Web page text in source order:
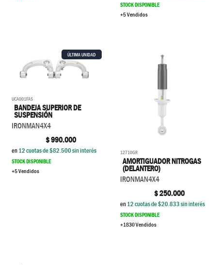
STOCK DISPONIBLE
+5 Vendidos
ÚLTIMA UNIDAD
UCA001FAS
BANDEJA SUPERIOR DE
SUSPENSIÓN
IRONMAN4X4
$990.000
en12cuotas de $82.500sin interés
STOCK DISPONIBLE
+5 Vendidos
12710GR
AMORTIGUADOR NITROGAS
(DELANTERO)
IRONMAN4X4
$250.000
en12cuotas de $20.833sin interés
STOCK DISPONIBLE
+1830 Vendidos